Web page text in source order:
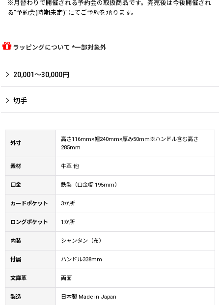
※月替わりで開催される予約会の取扱商品です。完売後は今後開催され
る"予約会(時期未定)"にてご予約を承ります。
ラッピングについて *一部対象外
20,001〜30,000円
切手
外寸
高さ116mm×幅240mm×厚み50mm※ハンドル含む高さ
285mm
素材 牛革 他
口金 鉄製（口金幅 195mm）
カードポケット 3か所
ロングポケット 1か所
内装 シャンタン（布）
付属 ハンドル338mm
文庫革 両面
製造 日本製 Made in Japan